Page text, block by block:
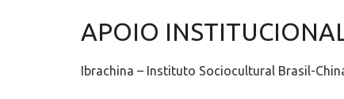
APOIO
Ibrachina – Instituto Sociocultural Brasil-